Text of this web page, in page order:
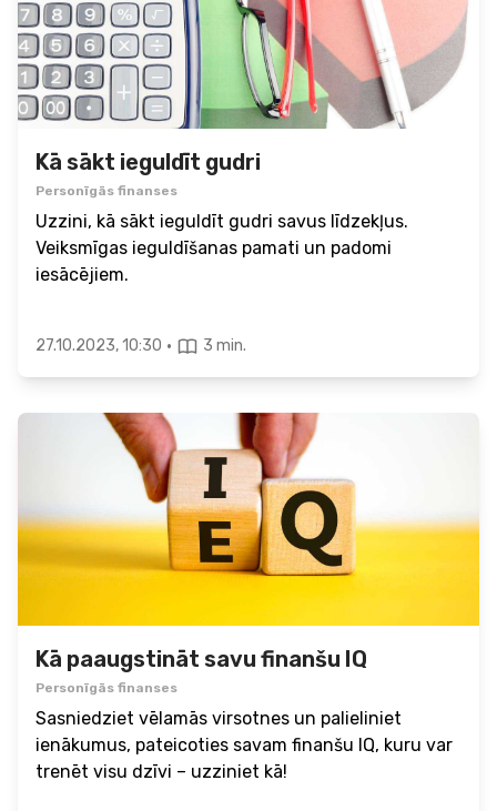
Kā sākt ieguldīt gudri
Personīgās finanses
Uzzini, kā sākt ieguldīt gudri savus līdzekļus.
Veiksmīgas ieguldīšanas pamati un padomi
iesācējiem.
27.10.2023, 10:30 · 3 min.
Kā paaugstināt savu finanšu IQ
Personīgās finanses
Sasniedziet vēlamās virsotnes un palieliniet
ienākumus, pateicoties savam finanšu IQ, kuru var
trenēt visu dzīvi – uzziniet kā!